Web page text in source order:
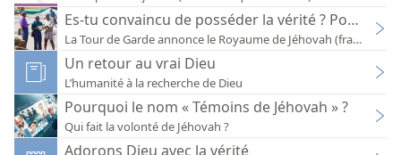
Es-tu convaincu de posséder la vérité ? Pourquoi
Un retour au vrai Dieu
L’humanité à la recherche de Dieu
Pourquoi le nom « Témoins de Jéhovah » ?
Qui fait la volonté de Jéhovah ?
Adorons Dieu avec la vérité